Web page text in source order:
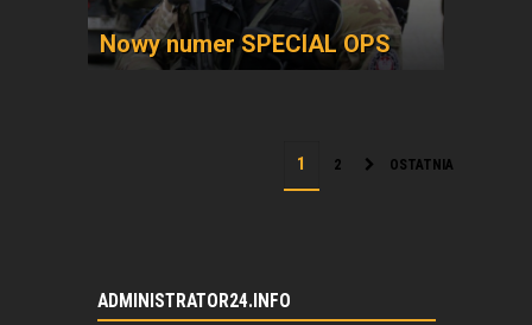
Nowy numer SPECIAL OPS
2 OSTATNIA
ADMINISTRATOR24.INFO